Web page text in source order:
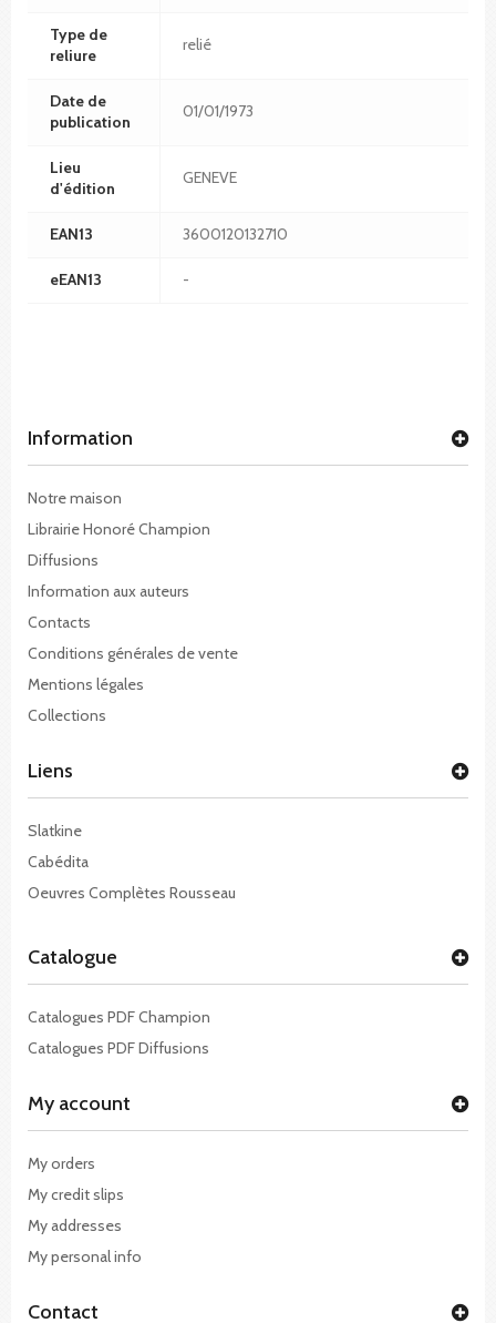
Type de
reliure
relié
Date de
publication
01/01/1973
Lieu
d'édition
GENEVE
EAN13 3600120132710
eEAN13 -
Information
Notre maison
Librairie Honoré Champion
Diffusions
Information aux auteurs
Contacts
Conditions générales de vente
Mentions légales
Collections
Liens
Slatkine
Cabédita
Oeuvres Complètes Rousseau
Catalogue
Catalogues PDF Champion
Catalogues PDF Diffusions
My account
My orders
My credit slips
My addresses
My personal info
Contact